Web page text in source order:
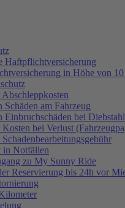
Haftpflichtversicherung
in Höhe von
Schäden am Fahrzeug
Einbruchschäden bei Diebstahl
Kosten bei Verlust
in Notfällen
zu My Sunny Ride
Reservierung bis 24h vor